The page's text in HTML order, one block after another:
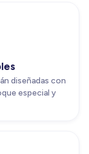
diseñadas con
especial y